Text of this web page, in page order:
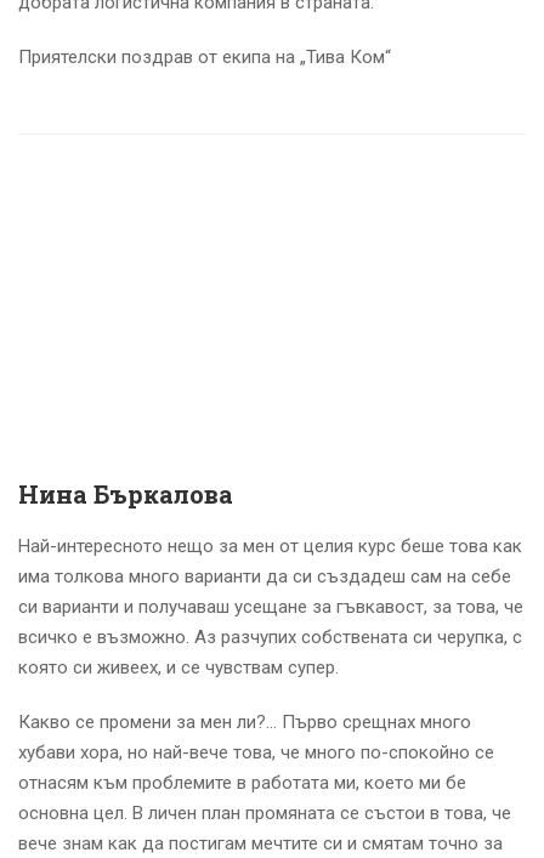
Приятелски поздрав от екипа на „Тива Ком“
Нина Бъркалова
Най-интересното нещо за мен от целия курс беше това как
има толкова много варианти да си създадеш сам на себе
си варианти и получаваш усещане за гъвкавост, за това, че
всичко е възможно. Аз разчупих собствената си черупка, с
която си живеех, и се чувствам супер.
Какво се промени за мен ли?… Първо срещнах много
хубави хора, но най-вече това, че много по-спокойно се
отнасям към проблемите в работата ми, което ми бе
основна цел. В личен план промяната се състои в това, че
вече знам как да постигам мечтите си и смятам точно за